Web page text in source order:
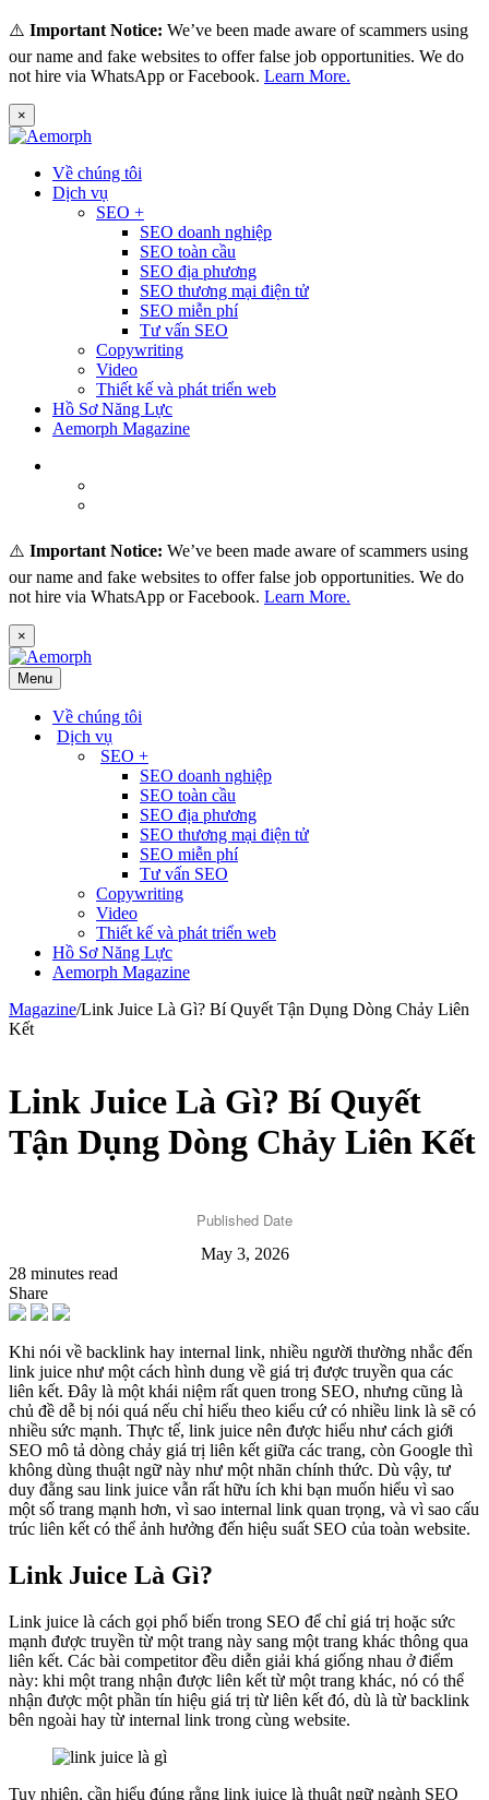
⚠️ Important Notice: We’ve been made aware of scammers using
our name and fake websites to offer false job opportunities. We do
not hire via WhatsApp or Facebook. Learn More.
×
Về chúng tôi
Dịch vụ
SEO +
SEO doanh nghiệp
SEO toàn cầu
SEO địa phương
SEO thương mại điện tử
SEO miễn phí
Tư vấn SEO
Copywriting
Video
Thiết kế và phát triển web
Hồ Sơ Năng Lực
Aemorph Magazine
⚠️ Important Notice: We’ve been made aware of scammers using
our name and fake websites to offer false job opportunities. We do
not hire via WhatsApp or Facebook. Learn More.
×
Menu
Về chúng tôi
Dịch vụ
SEO +
SEO doanh nghiệp
SEO toàn cầu
SEO địa phương
SEO thương mại điện tử
SEO miễn phí
Tư vấn SEO
Copywriting
Video
Thiết kế và phát triển web
Hồ Sơ Năng Lực
Aemorph Magazine
Magazine/Link Juice Là Gì? Bí Quyết Tận Dụng Dòng Chảy Liên
Kết
Link Juice Là Gì? Bí Quyết
Tận Dụng Dòng Chảy Liên Kết
Published Date
May 3, 2026
28 minutes read
Share
Khi nói về backlink hay internal link, nhiều người thường nhắc đến
link juice như một cách hình dung về giá trị được truyền qua các
liên kết. Đây là một khái niệm rất quen trong SEO, nhưng cũng là
chủ đề dễ bị nói quá nếu chỉ hiểu theo kiểu cứ có nhiều link là sẽ có
nhiều sức mạnh. Thực tế, link juice nên được hiểu như cách giới
SEO mô tả dòng chảy giá trị liên kết giữa các trang, còn Google thì
không dùng thuật ngữ này như một nhãn chính thức. Dù vậy, tư
duy đằng sau link juice vẫn rất hữu ích khi bạn muốn hiểu vì sao
một số trang mạnh hơn, vì sao internal link quan trọng, và vì sao cấu
trúc liên kết có thể ảnh hưởng đến hiệu suất SEO của toàn website.
Link Juice Là Gì?
Link juice là cách gọi phổ biến trong SEO để chỉ giá trị hoặc sức
mạnh được truyền từ một trang này sang một trang khác thông qua
liên kết. Các bài competitor đều diễn giải khá giống nhau ở điểm
này: khi một trang nhận được liên kết từ một trang khác, nó có thể
nhận được một phần tín hiệu giá trị từ liên kết đó, dù là từ backlink
bên ngoài hay từ internal link trong cùng website.
Tuy nhiên, cần hiểu đúng rằng link juice là thuật ngữ ngành SEO